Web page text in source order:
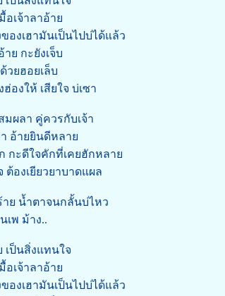
อเจ้าลาอ้าย
องเฮามันเป็นไปบ่ได้แล้ว
ย กะยังเจ็บ
วยฮอยเล็บ
องให้ เสียใจ บ่เซา
ผลา คู่ควรกับเจ้า
อ้ายยินดีหลาย
กะดีใจคักที่เคยฮักหลาย
องเยียวยาบาดแผล
ย น้ำตาจนกลั้นบ่ไหว
เพ ม้าง..
เป็นสิ่งแทนใจ
อเจ้าลาอ้าย
องเฮามันเป็นไปบ่ได้แล้ว